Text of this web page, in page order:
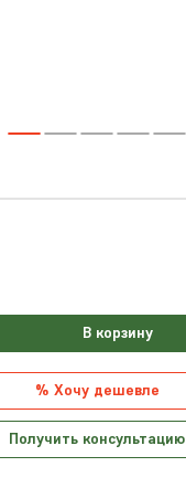
В корзину
% Хочу дешевле
Получить консультацию